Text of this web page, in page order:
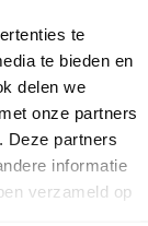
te
te bieden en
delen we
onze partners
Deze partners
informatie
verzameld op